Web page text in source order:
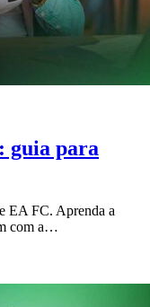
guia para
EA FC. Aprenda a
com a…